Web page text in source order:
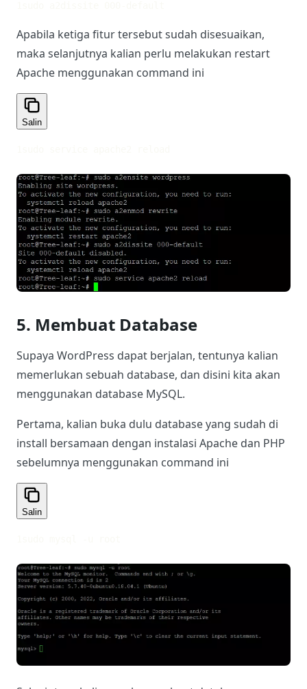
Apabila ketiga fitur tersebut sudah disesuaikan,
maka selanjutnya kalian perlu melakukan restart
Apache menggunakan command ini
Salin
5. Membuat Database
Supaya WordPress dapat berjalan, tentunya kalian
memerlukan sebuah database, dan disini kita akan
menggunakan database MySQL.
Pertama, kalian buka dulu database yang sudah di
install bersamaan dengan instalasi Apache dan PHP
sebelumnya menggunakan command ini
Salin